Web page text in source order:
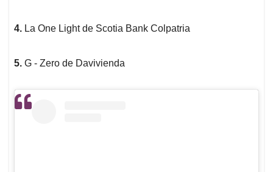
4. La One Light de Scotia Bank Colpatria
5. G - Zero de Davivienda